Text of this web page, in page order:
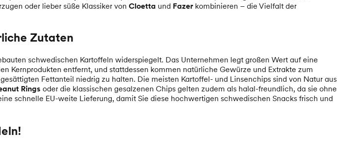
oder lieber süße Klassiker von Cloetta und Fazer kombinieren – die Vielfalt der
Zutaten
schwedischen Kartoffeln widerspiegelt. Das Unternehmen legt großen Wert auf eine
Kernprodukten entfernt, und stattdessen kommen natürliche Gewürze und Extrakte zum
Fettanteil niedrig zu halten. Die meisten Kartoffel- und Linsenchips sind von Natur aus
Rings oder die klassischen gesalzenen Chips gelten zudem als halal-freundlich, da sie ohne
schnelle EU-weite Lieferung, damit Sie diese hochwertigen schwedischen Snacks frisch und